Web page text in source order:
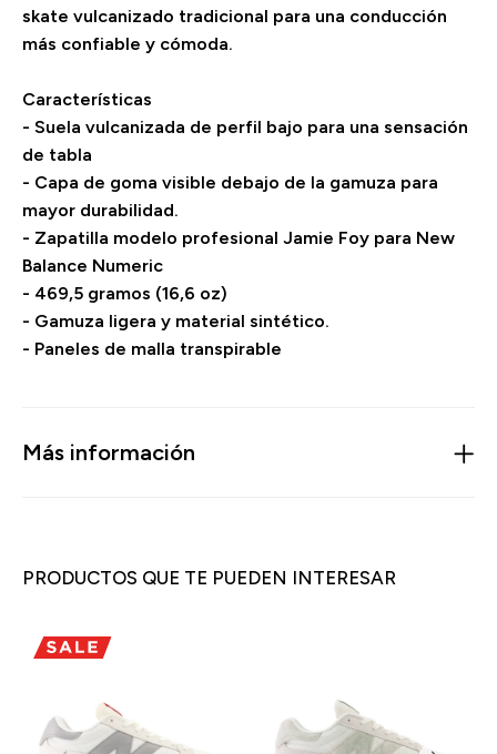
skate vulcanizado tradicional para una conducción
más confiable y cómoda.
Características
- Suela vulcanizada de perfil bajo para una sensación
de tabla
- Capa de goma visible debajo de la gamuza para
mayor durabilidad.
- Zapatilla modelo profesional Jamie Foy para New
Balance Numeric
- 469,5 gramos (16,6 oz)
- Gamuza ligera y material sintético.
- Paneles de malla transpirable
Más información
PRODUCTOS QUE TE PUEDEN INTERESAR